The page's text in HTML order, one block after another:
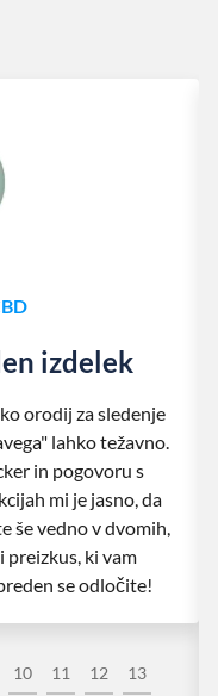
10 11 12 13
izdelek
orodij za sledenje
lahko težavno.
in pogovoru s
mi je jasno, da
še vedno v dvomih,
ki vam
se odločite!